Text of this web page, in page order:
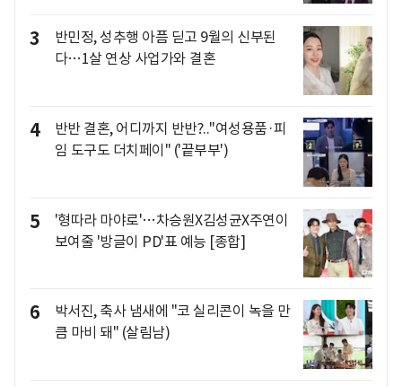
3
반민정, 성추행 아픔 딛고 9월의 신부된
다…1살 연상 사업가와 결혼
4
반반 결혼, 어디까지 반반?.."여성용품·피
임 도구도 더치페이" ('끝부부')
5
'형따라 마야로'…차승원X김성균X주연이
보여줄 '방글이 PD'표 예능 [종합]
6
박서진, 축사 냄새에 "코 실리콘이 녹을 만
큼 마비 돼" (살림남)